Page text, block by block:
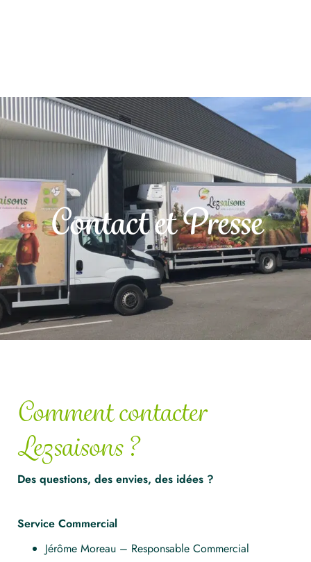
Contact et Presse
Comment contacter
Lezsaisons ?
Des questions, des envies, des idées ?
Service Commercial
Jérôme Moreau – Responsable Commercial